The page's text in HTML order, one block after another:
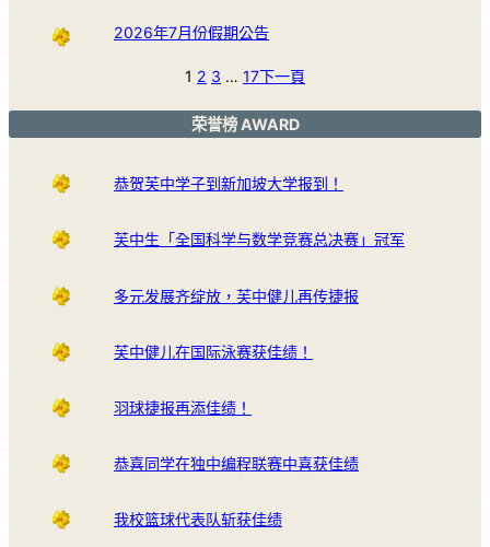
2026年7月份假期公告
1 2 3 … 17下一頁
荣誉榜 AWARD
恭贺芙中学子到新加坡大学报到！
芙中生「全国科学与数学竞赛总决赛」冠军
多元发展齐绽放，芙中健儿再传捷报
芙中健儿在国际泳赛获佳绩！
羽球捷报再添佳绩！
恭喜同学在独中编程联赛中喜获佳绩
我校篮球代表队斩获佳绩